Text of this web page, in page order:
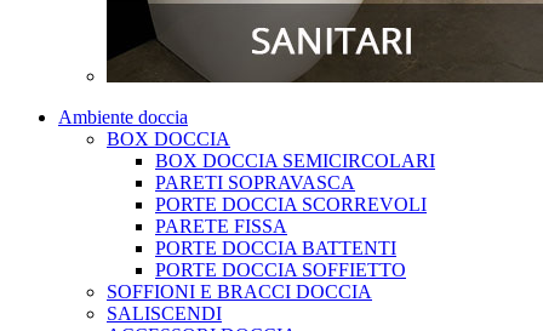
Ambiente doccia
BOX DOCCIA
BOX DOCCIA SEMICIRCOLARI
PARETI SOPRAVASCA
PORTE DOCCIA SCORREVOLI
PARETE FISSA
PORTE DOCCIA BATTENTI
PORTE DOCCIA SOFFIETTO
SOFFIONI E BRACCI DOCCIA
SALISCENDI